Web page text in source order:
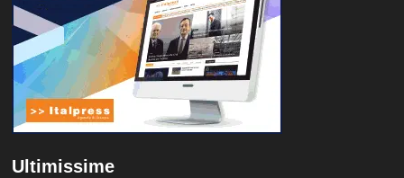
Ultimissime